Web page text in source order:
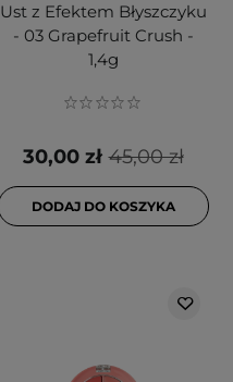
Ust z Efektem Błyszczyku
- 03 Grapefruit Crush -
1,4g
45,00 zł
30,00 zł
DODAJ DO KOSZYKA